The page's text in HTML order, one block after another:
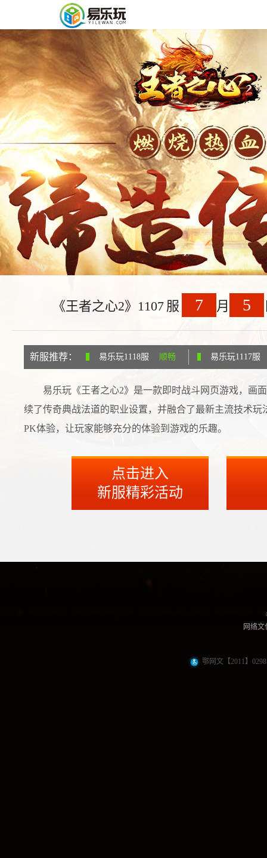
《王者之心2》1107 服 7 月 5
新服推荐： 易乐玩1118服 顺畅 易乐玩1117服
易乐玩《王者之心2》是一款即时战斗网页游戏，画
续了传奇典战法道的职业设置，并融合了最新主流技术
PK体验，让玩家能够充分的体验到游戏的乐趣。
点击进入
新服精彩活动
网络
鄂网文【2011】